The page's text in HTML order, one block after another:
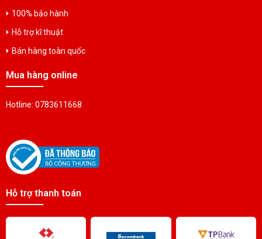
100% bảo hành
Hỗ trợ kĩ thuật
Bán hàng toàn quốc
Mua hàng online
Hotline: 0783611668
Hỗ trợ thanh toán